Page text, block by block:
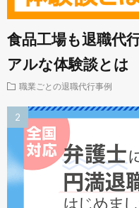
食品工場も退職代
アルな体験談とは
職業ごとの退職代行事例